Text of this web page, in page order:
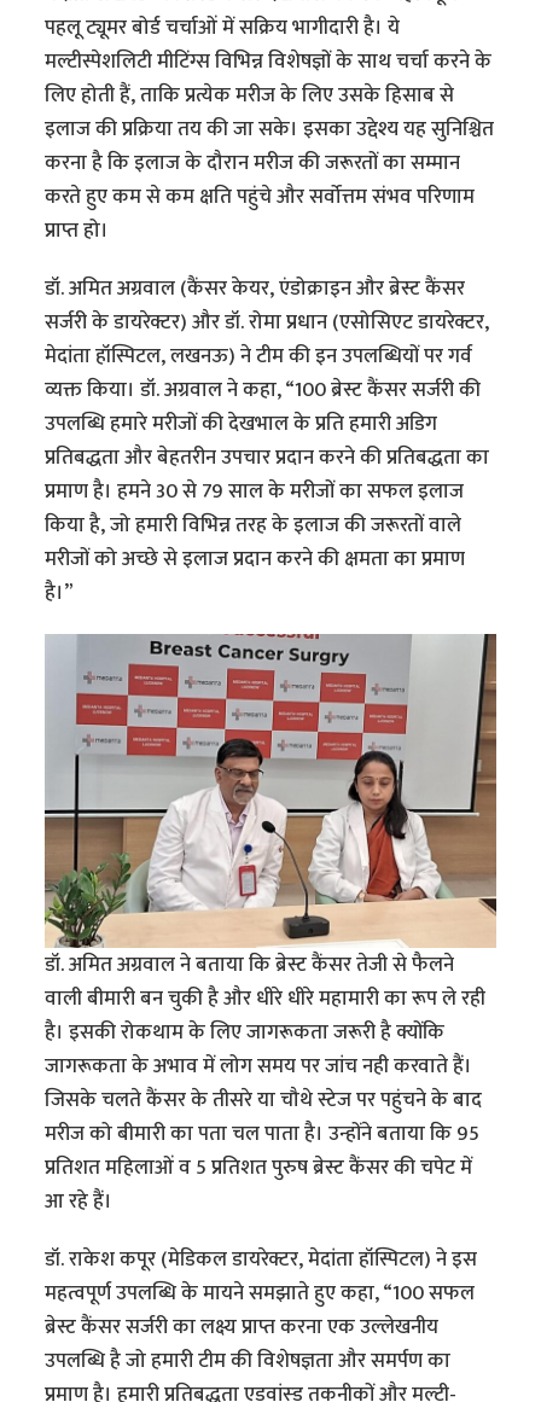
पहलू ट्यूमर बोर्ड चर्चाओं में सक्रिय भागीदारी है। ये
मल्टीस्पेशलिटी मीटिंग्स विभिन्न विशेषज्ञों के साथ चर्चा करने के
लिए होती हैं, ताकि प्रत्येक मरीज के लिए उसके हिसाब से
इलाज की प्रक्रिया तय की जा सके। इसका उद्देश्य यह सुनिश्चित
करना है कि इलाज के दौरान मरीज की जरूरतों का सम्मान
करते हुए कम से कम क्षति पहुंचे और सर्वोत्तम संभव परिणाम
प्राप्त हो।
डॉ. अमित अग्रवाल (कैंसर केयर, एंडोक्राइन और ब्रेस्ट कैंसर
सर्जरी के डायरेक्टर) और डॉ. रोमा प्रधान (एसोसिएट डायरेक्टर,
मेदांता हॉस्पिटल, लखनऊ) ने टीम की इन उपलब्धियों पर गर्व
व्यक्त किया। डॉ. अग्रवाल ने कहा, “100 ब्रेस्ट कैंसर सर्जरी की
उपलब्धि हमारे मरीजों की देखभाल के प्रति हमारी अडिग
प्रतिबद्धता और बेहतरीन उपचार प्रदान करने की प्रतिबद्धता का
प्रमाण है। हमने 30 से 79 साल के मरीजों का सफल इलाज
किया है, जो हमारी विभिन्न तरह के इलाज की जरूरतों वाले
मरीजों को अच्छे से इलाज प्रदान करने की क्षमता का प्रमाण
है।”
डॉ. अमित अग्रवाल ने बताया कि ब्रेस्ट कैंसर तेजी से फैलने
वाली बीमारी बन चुकी है और धीरे धीरे महामारी का रूप ले रही
है। इसकी रोकथाम के लिए जागरूकता जरूरी है क्योंकि
जागरूकता के अभाव में लोग समय पर जांच नही करवाते हैं।
जिसके चलते कैंसर के तीसरे या चौथे स्टेज पर पहुंचने के बाद
मरीज को बीमारी का पता चल पाता है। उन्होंने बताया कि 95
प्रतिशत महिलाओं व 5 प्रतिशत पुरुष ब्रेस्ट कैंसर की चपेट में
आ रहे हैं।
डॉ. राकेश कपूर (मेडिकल डायरेक्टर, मेदांता हॉस्पिटल) ने इस
महत्वपूर्ण उपलब्धि के मायने समझाते हुए कहा, “100 सफल
ब्रेस्ट कैंसर सर्जरी का लक्ष्य प्राप्त करना एक उल्लेखनीय
उपलब्धि है जो हमारी टीम की विशेषज्ञता और समर्पण का
प्रमाण है। हमारी प्रतिबद्धता एडवांस्ड तकनीकों और मल्टी-